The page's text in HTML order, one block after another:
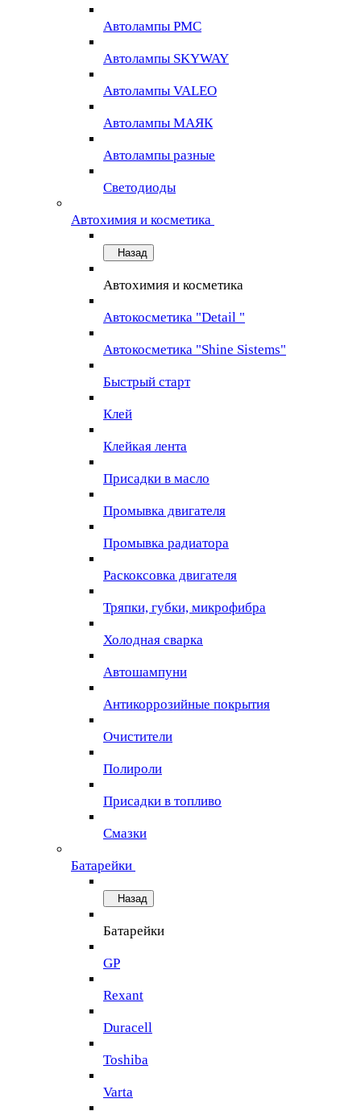
Автолампы PMC
Автолампы SKYWAY
Автолампы VALEO
Автолампы МАЯК
Автолампы разные
Светодиоды
Автохимия и косметика
Назад
Автохимия и косметика
Автокосметика "Detail "
Автокосметика "Shine Sistems"
Быстрый старт
Клей
Клейкая лента
Присадки в масло
Промывка двигателя
Промывка радиатора
Раскоксовка двигателя
Тряпки, губки, микрофибра
Холодная сварка
Автошампуни
Антикоррозийные покрытия
Очистители
Полироли
Присадки в топливо
Смазки
Батарейки
Назад
Батарейки
GP
Rexant
Duracell
Toshiba
Varta